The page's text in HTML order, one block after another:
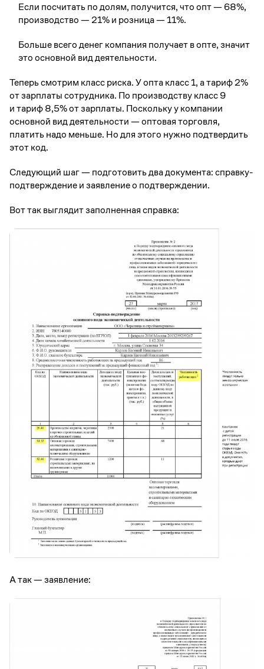
Если посчитать по долям, получится, что опт — 68%,
производство — 21% и розница — 11%.
Больше всего денег компания получает в опте, значит
это основной вид деятельности.
Теперь смотрим класс риска. У опта класс 1, а тариф 2%
от зарплаты сотрудника. По производству класс 9
и тариф 8,5% от зарплаты. Поскольку у компании
основной вид деятельности — оптовая торговля,
платить надо меньше. Но для этого нужно подтвердить
этот код.
Следующий шаг — подготовить два документа: справку-
подтверждение и заявление о подтверждении.
Вот так выглядит заполненная справка:
А так — заявление: